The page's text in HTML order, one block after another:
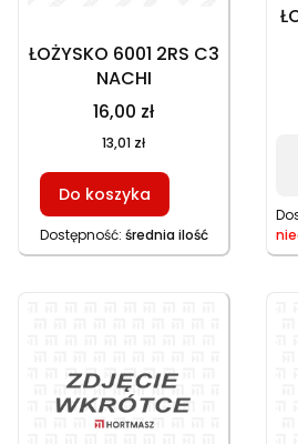
ŁOŻYSKO 6001 2RS C3
NACHI
16,00 zł
13,01 zł
Do koszyka
Dostępność: średnia ilość